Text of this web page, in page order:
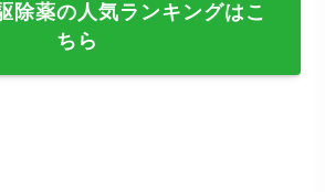
除薬の人気ランキングはこ
ちら